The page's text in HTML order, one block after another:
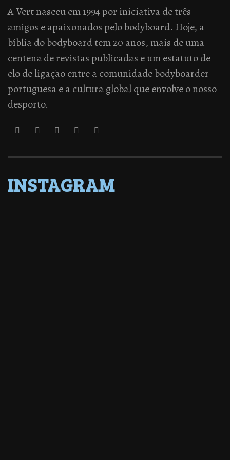
A Vert nasceu em 1994 por iniciativa de três
amigos e apaixonados pelo bodyboard. Hoje, a
bíblia do bodyboard tem 20 anos, mais de uma
centena de revistas publicadas e um estatuto de
elo de ligação entre a comunidade bodyboarder
portuguesa e a cultura global que envolve o nosso
desporto.
INSTAGRAM